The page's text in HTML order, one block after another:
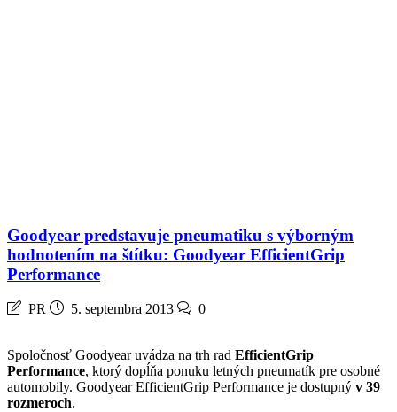
Goodyear predstavuje pneumatiku s výborným
hodnotením na štítku: Goodyear EfficientGrip
Performance
PR 5. septembra 2013 0
Spoločnosť Goodyear uvádza na trh rad EfficientGrip
Performance, ktorý dopĺňa ponuku letných pneumatík pre osobné
automobily. Goodyear EfficientGrip Performance je dostupný v 39
rozmeroch.